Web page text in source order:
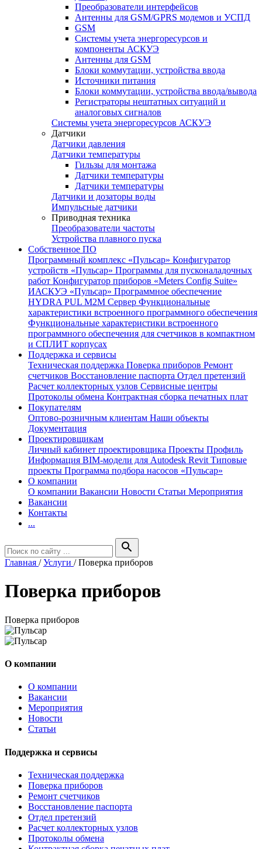
Преобразователи интерфейсов
Антенны для GSM/GPRS модемов и УСПД
GSM
Системы учета энергоресурсов и
компоненты АСКУЭ
Антенны для GSM
Блоки коммутации, устройства ввода
Источники питания
Блоки коммутации, устройства ввода/вывода
Регистраторы нештатных ситуаций и
аналоговых сигналов
Системы учета энергоресурсов АСКУЭ
Датчики
Датчики давления
Датчики температуры
Гильзы для монтажа
Датчики температуры
Датчики температуры
Датчики и дозаторы воды
Импульсные датчики
Приводная техника
Преобразователи частоты
Устройства плавного пуска
Собственное ПО
Программный комплекс «Пульсар» Конфигуратор
устройств «Пульсар» Программы для пусконаладочных
работ Конфигуратор приборов «Meters Config Suite»
ИАСКУЭ «Пульсар» Программное обеспечение
HYDRA PUL M2M Сервер Функциональные
характеристики встроенного программного обеспечения
Функциональные характеристики встроенного
программного обеспечения для счетчиков в компактном
и СПЛИТ корпусах
Поддержка и сервисы
Техническая поддержка Поверка приборов Ремонт
счетчиков Восстановление паспорта Отдел претензий
Расчет коллекторных узлов Сервисные центры
Протоколы обмена Контрактная сборка печатных плат
Покупателям
Оптово-розничным клиентам Наши объекты
Документация
Проектировщикам
Личный кабинет проектировщика Проекты Профиль
Информация BIM-модели для Autodesk Revit Типовые
проекты Программа подбора насосов «Пульсар»
О компании
О компании Вакансии Новости Статьи Мероприятия
Вакансии
Контакты
...
search
Главная /Услуги /Поверка приборов
Поверка приборов
Поверка приборов
О компании
О компании
Вакансии
Мероприятия
Новости
Статьи
Поддержка и сервисы
Техническая поддержка
Поверка приборов
Ремонт счетчиков
Восстановление паспорта
Отдел претензий
Расчет коллекторных узлов
Протоколы обмена